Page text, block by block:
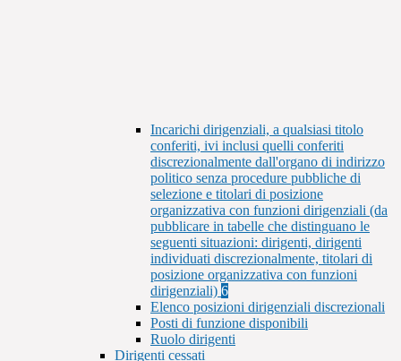
Incarichi dirigenziali, a qualsiasi titolo
conferiti, ivi inclusi quelli conferiti
discrezionalmente dall'organo di indirizzo
politico senza procedure pubbliche di
selezione e titolari di posizione
organizzativa con funzioni dirigenziali (da
pubblicare in tabelle che distinguano le
seguenti situazioni: dirigenti, dirigenti
individuati discrezionalmente, titolari di
posizione organizzativa con funzioni
dirigenziali) 6
Elenco posizioni dirigenziali discrezionali
Posti di funzione disponibili
Ruolo dirigenti
Dirigenti cessati